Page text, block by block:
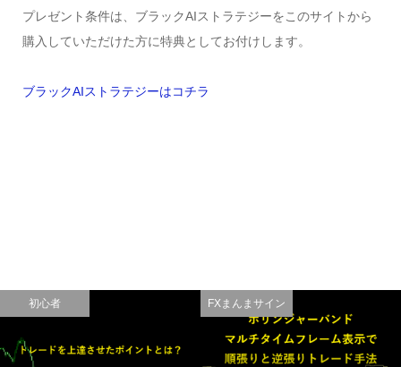
プレゼント条件は、ブラックAIストラテジーをこのサイトから
購入していただけた方に特典としてお付けします。
ブラックAIストラテジーはコチラ
初心者 FXまんまサイン